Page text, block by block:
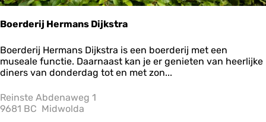
e
k
o
D
i
e
Boerderij Hermans Dijkstra
B
o
e
d
e
Boerderij Hermans Dijkstra is een boerderij met een
museale functie. Daarnaast kan je er genieten van heerlijke
diners van donderdag tot en met zon...
Reinste Abdenaweg 1
9681 BC Midwolda